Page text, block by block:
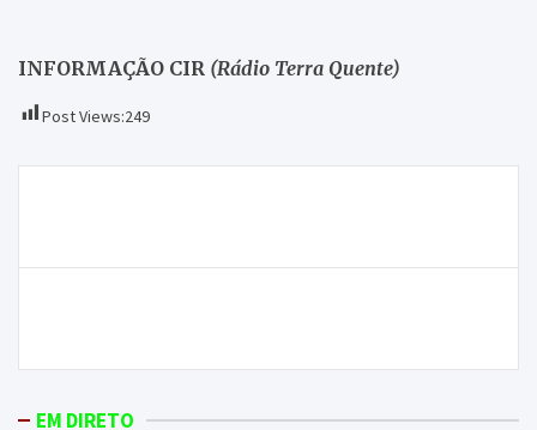
INFORMAÇÃO CIR (Rádio Terra Quente)
Post Views:249
artigos
EM DIRETO